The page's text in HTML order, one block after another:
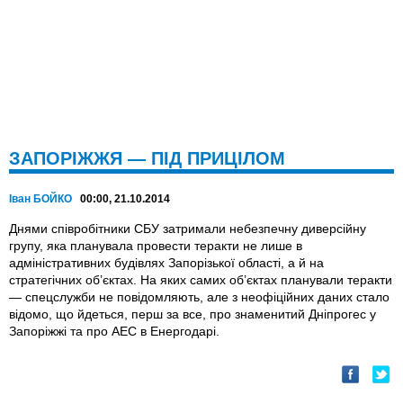
ЗАПОРІЖЖЯ — ПІД ПРИЦІЛОМ
Іван БОЙКО 00:00, 21.10.2014
Днями співробітники СБУ затримали небезпечну диверсійну
групу, яка планувала провести теракти не лише в
адміністративних будівлях Запорізької області, а й на
стратегічних об’єктах. На яких самих об’єктах планували теракти
— спецслужби не повідомляють, але з неофіційних даних стало
відомо, що йдеться, перш за все, про знаменитий Дніпрогес у
Запоріжжі та про АЕС в Енергодарі.